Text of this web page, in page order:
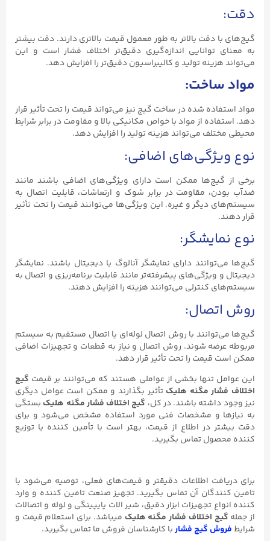
دقت:
گیج‌های با دقت بالاتر به طور معمول قیمت بالاتری دارند. دقت بیشتر
به معنای توانایی اندازه‌گیری دقیق‌تر اختلاف فشار است و این
می‌تواند هزینه تولید و کالیبراسیون دقیق‌تر را افزایش دهد.
مواد ساخت:
مواد استفاده شده در ساخت گیج نیز می‌تواند قیمت را تحت تأثیر قرار
دهد. استفاده از مواد با خواص مکانیکی بالا و مقاومت در برابر شرایط
محیطی مختلف می‌تواند هزینه تولید را افزایش دهد.
نوع ویژگی‌های اضافی:
برخی از گیج‌ها ممکن است دارای ویژگی‌های اضافی باشند مانند
ضدآب بودن، مقاومت در برابر شوک و ارتعاشات، قابلیت اتصال به
سیستم‌های دیگر و غیره. این ویژگی‌ها می‌توانند قیمت را تحت تأثیر
قرار دهند.
نوع نمایشگر:
گیج‌ها می‌توانند دارای نمایشگر آنالوگ یا دیجیتال باشند. نمایشگر
دیجیتال و ویژگی‌های پیشرفته‌تر مانند قابلیت برنامه‌ریزی و اتصال به
سیستم‌های کنترلی می‌توانند هزینه را افزایش دهند.
روش اتصال:
گیج‌ها می‌توانند با روش اتصال لوله‌ای یا اتصال مستقیم به سیستم
مربوطه عرضه شوند. روش اتصال و نیاز به قطعات و تجهیزات اضافی
ممکن است قیمت را تحت تأثیر قرار دهد.
این عوامل تنها بخشی از عواملی هستند که می‌توانند بر قیمت گیج
اختلاف فشار مگنه هلیک تأثیر بگذارند و ممکن است عوامل دیگری
نیز وجود داشته باشند. در کل، گیج اختلاف فشار مگنه هلیک بستگی
به نیازها و مشخصات فنی مورد استفاده مشخص می‌شود و برای
دقت بیشتر در اطلاع از قیمت، بهتر است با تأمین کننده یا توزیع
کننده محصول تماس بگیرید.
برای دریافت اطلاعات دقیقتر و قیمت‌های فعلی، توصیه می‌شود با
تامین کنندگان آن تماس بگیرید. تجهیز صنعت تامین کننده و وارد
کننده انواع تجهیزات ابزار دقیق، شیر الات پایپینگی و لوله و اتصالات
از جمله گیج اختلاف فشار مگنه هلیک میباشد. برای استعلام قیمت و
شرایطفروش گیج فشاربا کارشناسان فروش ما تماس بگیرید.